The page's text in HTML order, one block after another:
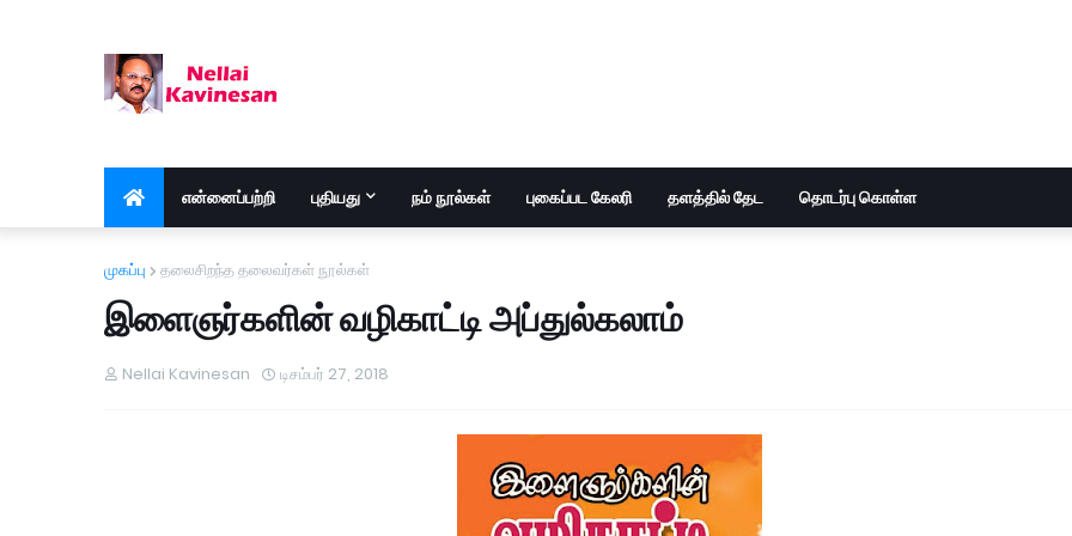
என்னைப்பற்றி புதியது நம் நூல்கள் புகைப்பட கேலரி தளத்தில் தேட தொடர்பு கொள்ள
முகப்பு தலைசிறந்த தலைவர்கள் நூல்கள்
இளைஞர்களின் வழிகாட்டி அப்துல்கலாம்
Nellai Kavinesan டிசம்பர் 27, 2018